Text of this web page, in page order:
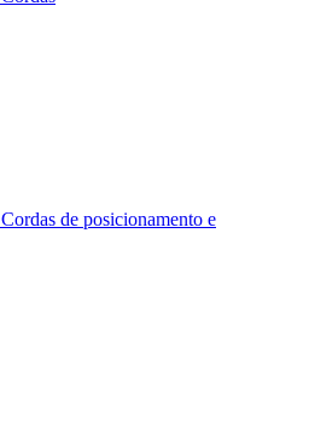
Cordas de posicionamento e